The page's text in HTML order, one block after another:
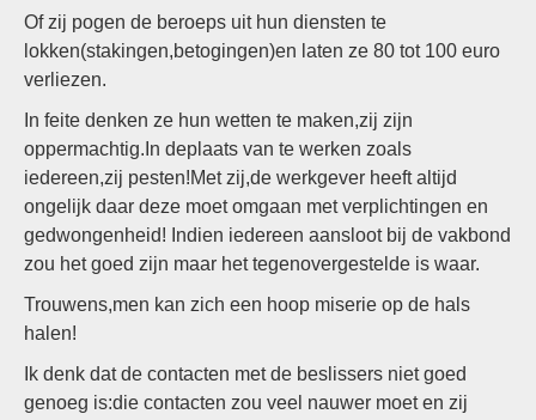
Of zij pogen de beroeps uit hun diensten te
lokken(stakingen,betogingen)en laten ze 80 tot 100 euro
verliezen.
In feite denken ze hun wetten te maken,zij zijn
oppermachtig.In deplaats van te werken zoals
iedereen,zij pesten!Met zij,de werkgever heeft altijd
ongelijk daar deze moet omgaan met verplichtingen en
gedwongenheid! Indien iedereen aansloot bij de vakbond
zou het goed zijn maar het tegenovergestelde is waar.
Trouwens,men kan zich een hoop miserie op de hals
halen!
Ik denk dat de contacten met de beslissers niet goed
genoeg is:die contacten zou veel nauwer moet en zij